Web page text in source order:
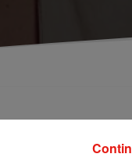
et de la
part à une